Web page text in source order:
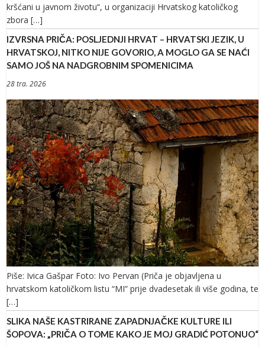
kršćani u javnom životu“, u organizaciji Hrvatskog katoličkog
zbora […]
IZVRSNA PRIČA: POSLJEDNJI HRVAT – HRVATSKI JEZIK, U
HRVATSKOJ, NITKO NIJE GOVORIO, A MOGLO GA SE NAĆI
SAMO JOŠ NA NADGROBNIM SPOMENICIMA
28 tra. 2026
Piše: Ivica Gašpar Foto: Ivo Pervan (Priča je objavljena u
hrvatskom katoličkom listu “MI” prije dvadesetak ili više godina, te
[…]
SLIKA NAŠE KASTRIRANE ZAPADNJAČKE KULTURE ILI
ŠOPOVA: „PRIČA O TOME KAKO JE MOJ GRADIĆ POTONUO“